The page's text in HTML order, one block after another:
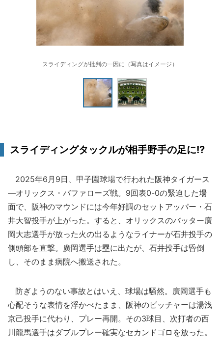
スライディングが批判の一因に（写真はイメージ）
スライディングタックルが相手野手の足に!?
2025年6月9日、甲子園球場で行われた阪神タイガース
―オリックス・バファローズ戦。9回表0-0の緊迫した場
面で、阪神のマウンドには今年好調のセットアッパー・石
井大智投手が上がった。すると、オリックスのバッター廣
岡大志選手が放った火の出るようなライナーが石井投手の
側頭部を直撃。廣岡選手は塁に出たが、石井投手は昏倒
し、そのまま病院へ搬送された。
防ぎようのない事故とはいえ、球場は騒然。廣岡選手も
心配そうな表情を浮かべたまま、阪神のピッチャーは湯浅
京己投手に代わり、プレー再開。その3球目、次打者の西
川龍馬選手はダブルプレー確実なセカンドゴロを放った。